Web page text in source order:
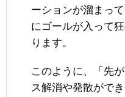
ーションが溜まっ
にゴールが入って
ります。
このように、「先
ス解消や発散がで